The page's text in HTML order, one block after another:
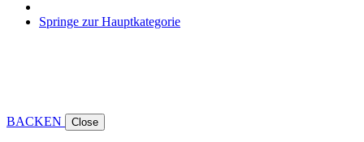
Springe zur Hauptkategorie
BACKEN Close